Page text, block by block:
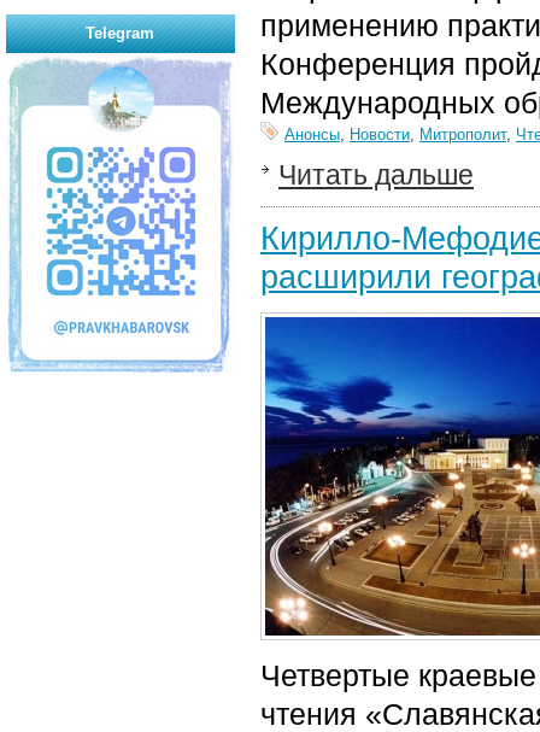
применению
Конференция
Международных
Анонсы, Новости, Митрополит,
Читать дальше
Кирилло-
расширили
Четвертые
чтения
Telegram